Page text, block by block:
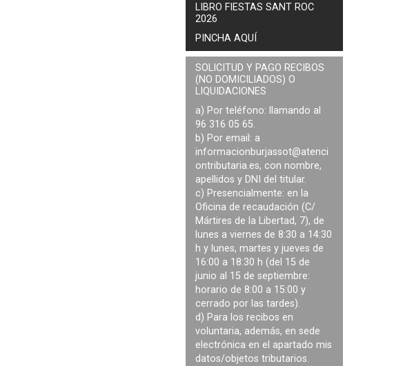
LIBRO FIESTAS SANT ROC
2026
PINCHA AQUÍ
SOLICITUD Y PAGO RECIBOS
(NO DOMICILIADOS) O
LIQUIDACIONES
a) Por teléfono: llamando al
96 316 05 65.
b) Por email: a
informacionburjassot@atenci
ontributaria.es, con nombre,
apellidos y DNI del titular.
c) Presencialmente: en la
Oficina de recaudación (C/
Mártires de la Libertad, 7), de
lunes a viernes de 8:30 a 14:30
h y lunes, martes y jueves de
16:00 a 18:30 h (del 15 de
junio al 15 de septiembre:
horario de 8:00 a 15:00 y
cerrado por las tardes).
d) Para los recibos en
voluntaria, además, en sede
electrónica en el apartado mis
datos/objetos tributarios.